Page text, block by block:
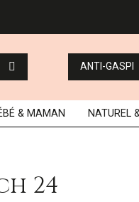
ANTI-GASPI
& MAMAN NATUREL
24